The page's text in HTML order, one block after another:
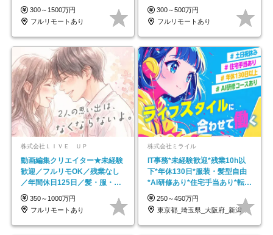
円～／年休130日以上
300～1500万円
フルリモートあり
◆5年目まで必ず昇給
300～500万円
フルリモートあり
株式会社ＬＩＶＥ ＵＰ
動画編集クリエイター★未経験
歓迎／フルリモOK／残業なし
／年間休日125日／髪・服・ネ
イル自由／研修充実で安心
350～1000万円
フルリモートあり
株式会社ミライル
IT事務*未経験歓迎*残業10h以
下*年休130日*服装・髪型自由
*AI研修あり*住宅手当あり*転勤
なし
250～450万円
東京都_埼玉県_大阪府_新潟県_福岡県